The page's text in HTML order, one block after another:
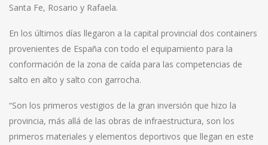
Santa Fe, Rosario y Rafaela.
En los últimos días llegaron a la capital provincial dos containers
provenientes de España con todo el equipamiento para la
conformación de la zona de caída para las competencias de
salto en alto y salto con garrocha.
“Son los primeros vestigios de la gran inversión que hizo la
provincia, más allá de las obras de infraestructura, son los
primeros materiales y elementos deportivos que llegan en este